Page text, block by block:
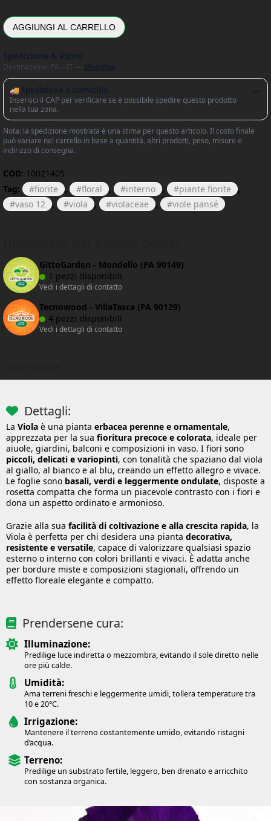
AGGIUNGI AL CARRELLO
Destinazione: PA – IT —
🚚 Spedizione a domicilio
Inserisci il CAP per verificare se è possibile spedire questo prodotto
nella tua zona.
Nota: la spedizione mostrata è una stima per questo articolo. Il costo finale
può variare nel carrello in base a quantità, altri prodotti, peso, misure e
indirizzo di consegna.
COD: 10021405
Tag:
fiorite , floral , interno , piante fiorite
,
vaso 12
, viola , violaceae , viole pansé
GittoGarden - Mondello (PA 90149)
1 pezzi disponibili
Vedi i dettagli di contatto
Tecnowood - VillaTasca (PA 90129)
4 pezzi disponibili
Vedi i dettagli di contatto
Dettagli:
La Viola è una pianta erbacea perenne e ornamentale,
apprezzata per la sua fioritura precoce e colorata, ideale per
aiuole, giardini, balconi e composizioni in vaso. I fiori sono
piccoli, delicati e variopinti, con tonalità che spaziano dal viola
al giallo, al bianco e al blu, creando un effetto allegro e vivace.
Le foglie sono basali, verdi e leggermente ondulate, disposte a
rosetta compatta che forma un piacevole contrasto con i fiori e
dona un aspetto ordinato e armonioso.
Grazie alla sua facilità di coltivazione e alla crescita rapida, la
Viola è perfetta per chi desidera una pianta decorativa,
resistente e versatile, capace di valorizzare qualsiasi spazio
esterno o interno con colori brillanti e vivaci. È adatta anche
per bordure miste e composizioni stagionali, offrendo un
effetto floreale elegante e compatto.
Prendersene cura:
Illuminazione:
Predilige luce indiretta o mezzombra, evitando il sole diretto nelle
ore più calde.
Umidità:
Ama terreni freschi e leggermente umidi, tollera temperature tra
10 e 20°C.
Irrigazione:
Mantenere il terreno costantemente umido, evitando ristagni
d’acqua.
Terreno:
Predilige un substrato fertile, leggero, ben drenato e arricchito
con sostanza organica.